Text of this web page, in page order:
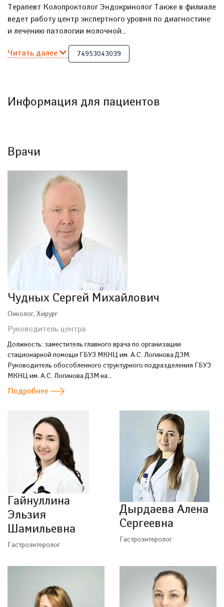
Терапевт Колопроктолог Эндокринолог Также в филиале
ведет работу центр экспертного уровня по диагностике
и лечению патологии молочной...
Читать далее 74953043039
Информация для пациентов
Врачи
Чудных Сергей Михайлович
Онколог, Хирург
Руководитель центра
Должность: заместитель главного врача по организации
стационарной помощи ГБУЗ МКНЦ им. А.С. Логинова ДЗМ.
Руководитель обособленного структурного подразделения ГБУЗ
МКНЦ им. А.С. Логинова ДЗМ на...
Подробнее
Гайнуллина
Эльзия
Шамильевна
Гастроэнтеролог
Дырдаева Алена
Сергеевна
Гастроэнтеролог